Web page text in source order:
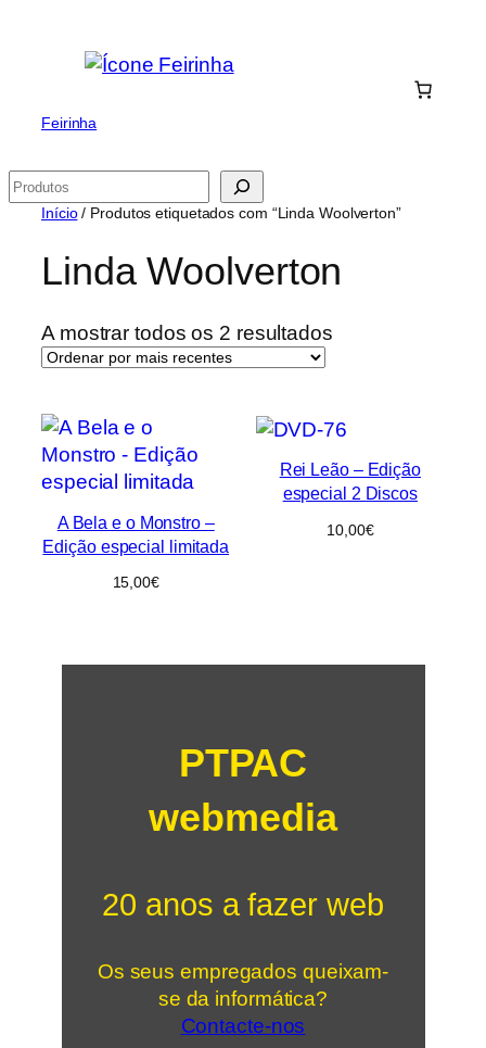
Feirinha
Pesquisar
Início/ Produtos etiquetados com “Linda Woolverton”
Linda Woolverton
A mostrar todos os 2 resultadosOrdenado
A Bela e o Monstro –
Edição especial limitada
15,00€
Rei Leão – Edição
especial 2 Discos
10,00€
PTPAC
webmedia
20 anos a fazer web
Os seus empregados queixam-
se da informática?
Contacte-nos